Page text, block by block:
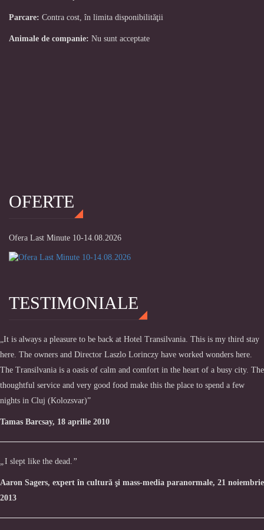
Parcare: Contra cost, în limita disponibilităţii
Animale de companie: Nu sunt acceptate
OFERTE
Ofera Last Minute 10-14.08.2026
TESTIMONIALE
„It is always a pleasure to be back at Hotel Transilvania. This is my third stay
here. The owners and Director Laszlo Lorinczy have worked wonders here.
The Transilvania is a oasis of calm and comfort in the heart of a busy city. The
thoughtful service and very good food make this the place to spend a few
nights in Cluj (Kolozsvar)”
Tamas Barcsay, 18 aprilie 2010
I slept like the dead. ”
Aaron Sagers, expert în cultură şi mass-media paranormale, 21 noiembrie
2013